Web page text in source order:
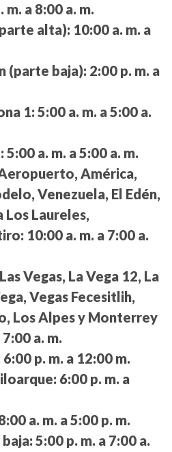
m. a 8:00 a. m.
alta): 10:00 a. m. a
(parte baja): 2:00 p. m. a
1: 5:00 a. m. a 5:00 a.
5:00 a. m. a 5:00 a. m.
América,
Venezuela, El Edén,
Laureles,
10:00 a. m. a 7:00 a.
Vegas, La Vega 12, La
Vegas Fecesitlih,
Los Alpes y Monterrey
a. m.
6:00 p. m. a 12:00 m.
6:00 p. m. a
a. m. a 5:00 p. m.
5:00 p. m. a 7:00 a.